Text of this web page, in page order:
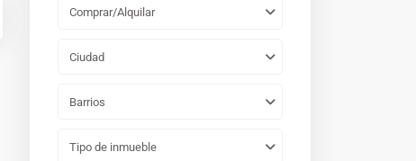
Comprar/Alquilar
Ciudad
Barrios
Tipo de inmueble